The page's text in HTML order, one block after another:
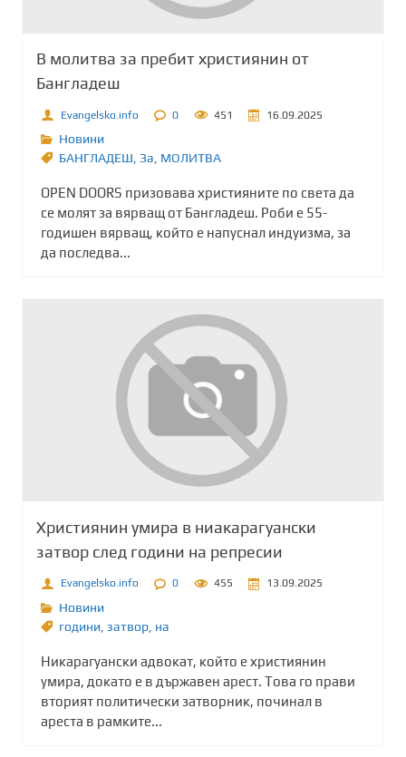
В молитва за пребит християнин от
Бангладеш
Evangelsko.info 0 451 16.09.2025
Новини
БАНГЛАДЕШ, Зa, МОЛИТВА
OPEN DOORS призовава християните по света да
се молят за вярващ от Бангладеш. Роби е 55-
годишен вярващ, който е напуснал индуизма, за
да последва...
Християнин умира в ниакарагуански
затвор след години на репресии
Evangelsko.info 0 455 13.09.2025
Новини
години затвор на
Никарагуански адвокат, който е християнин
умира, докато е в държавен арест. Това го прави
вторият политически затворник, починал в
ареста в рамките...